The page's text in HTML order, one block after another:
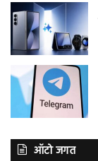
ऑटो जगत